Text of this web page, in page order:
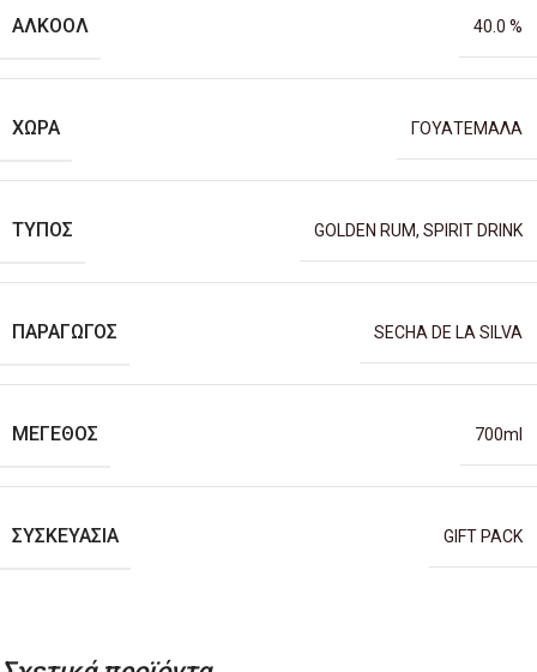
ΑΛΚΟΌΛ 40.0 %
ΧΏΡΑ ΓΟΥΑΤΕΜΑΛΑ
ΤΎΠΟΣ GOLDEN RUM, SPIRIT DRINK
ΠΑΡΑΓΩΓΌΣ SECHA DE LA SILVA
ΜΈΓΕΘΟΣ 700ml
ΣΥΣΚΕΥΑΣΊΑ GIFT PACK